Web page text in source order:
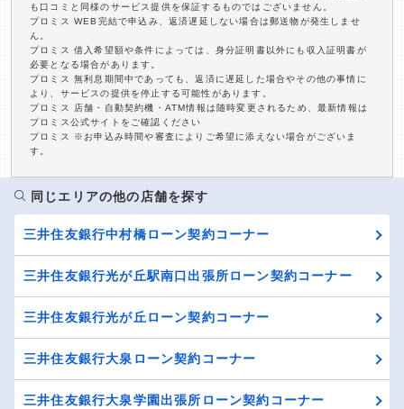
も口コミと同様のサービス提供を保証するものではございません。
プロミス WEB完結で申込み、返済遅延しない場合は郵送物が発生しませ
ん。
プロミス 借入希望額や条件によっては、身分証明書以外にも収入証明書が
必要となる場合があります。
プロミス 無利息期間中であっても、返済に遅延した場合やその他の事情に
より、サービスの提供を停止する可能性があります。
プロミス 店舗・自動契約機・ATM情報は随時変更されるため、最新情報は
プロミス公式サイトをご確認ください
プロミス ※お申込み時間や審査によりご希望に添えない場合がございま
す。
同じエリアの他の店舗を探す
三井住友銀行中村橋ローン契約コーナー
三井住友銀行光が丘駅南口出張所ローン契約コーナー
三井住友銀行光が丘ローン契約コーナー
三井住友銀行大泉ローン契約コーナー
三井住友銀行大泉学園出張所ローン契約コーナー